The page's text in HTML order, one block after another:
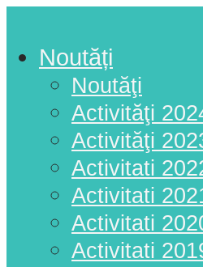
Noutăți
Noutăţi
Activităţi
Activităţi
Activitati
Activitati
Activitati
Activitati